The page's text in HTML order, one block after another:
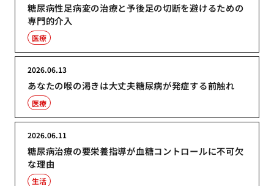
糖尿病性足病変の治療と予後足の切断を避けるための
専門的介入
医療
あなたの喉の渇きは大丈夫糖尿病が発症する前触れ
2026.06.13
医療
糖尿病治療の要栄養指導が血糖コントロールに不可欠
な理由
2026.06.11
生活